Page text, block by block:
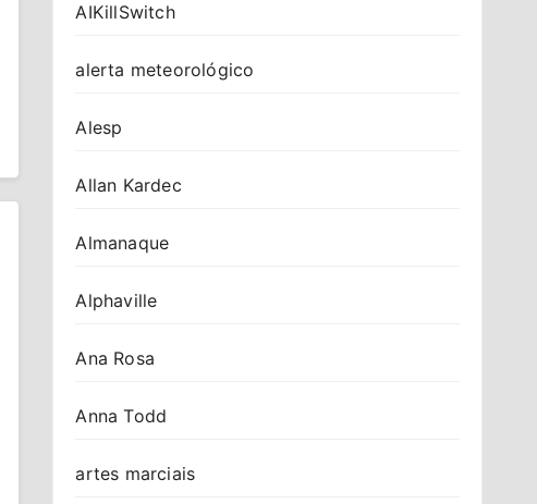
AIKillSwitch
alerta meteorológico
Alesp
Allan Kardec
Almanaque
Alphaville
Ana Rosa
Anna Todd
artes marciais